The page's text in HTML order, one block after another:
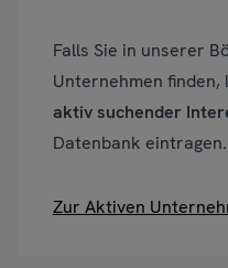
Falls Sie in unserer
Unternehmen finden,
aktiv suchender
Datenbank eintragen.
Zur Aktiven